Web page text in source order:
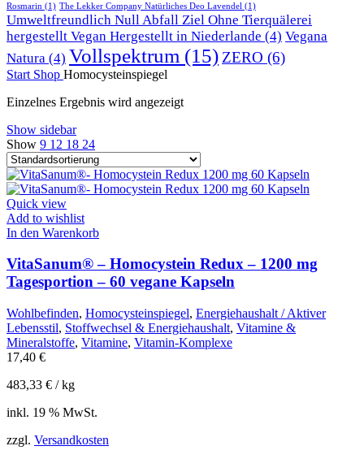
Rosmarin (1) The Lekker Company Natürliches Deo Lavendel (1)
Umweltfreundlich Null Abfall Ziel Ohne Tierquälerei
hergestellt Vegan Hergestellt in Niederlande (4) Vegana
Natura (4) Vollspektrum (15) ZERO (6)
Start Shop Homocysteinspiegel
Einzelnes Ergebnis wird angezeigt
Show sidebar
Show 9 12 18 24
Quick view
Add to wishlist
In den Warenkorb
VitaSanum® – Homocystein Redux – 1200 mg
Tagesportion – 60 vegane Kapseln
Wohlbefinden, Homocysteinspiegel, Energiehaushalt / Aktiver
Lebensstil, Stoffwechsel & Energiehaushalt, Vitamine &
Mineralstoffe, Vitamine, Vitamin-Komplexe
17,40 €
483,33 € /kg
inkl. 19 % MwSt.
zzgl. Versandkosten